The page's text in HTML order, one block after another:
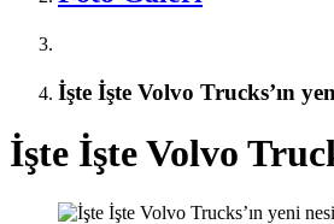
İşte İşte Volvo Trucks’ın
İşte İşte Volvo